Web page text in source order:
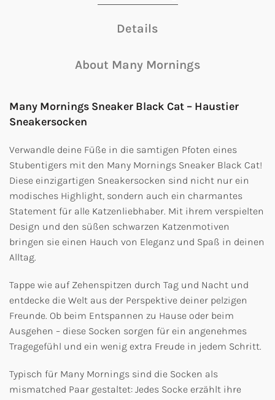
Details
About Many Mornings
Many Mornings Sneaker Black Cat – Haustier
Sneakersocken
Verwandle deine Füße in die samtigen Pfoten eines
Stubentigers mit den Many Mornings Sneaker Black Cat!
Diese einzigartigen Sneakersocken sind nicht nur ein
modisches Highlight, sondern auch ein charmantes
Statement für alle Katzenliebhaber. Mit ihrem verspielten
Design und den süßen schwarzen Katzenmotiven
bringen sie einen Hauch von Eleganz und Spaß in deinen
Alltag.
Tappe wie auf Zehenspitzen durch Tag und Nacht und
entdecke die Welt aus der Perspektive deiner pelzigen
Freunde. Ob beim Entspannen zu Hause oder beim
Ausgehen – diese Socken sorgen für ein angenehmes
Tragegefühl und ein wenig extra Freude in jedem Schritt.
Typisch für Many Mornings sind die Socken als
mismatched Paar gestaltet: Jedes Socke erzählt ihre